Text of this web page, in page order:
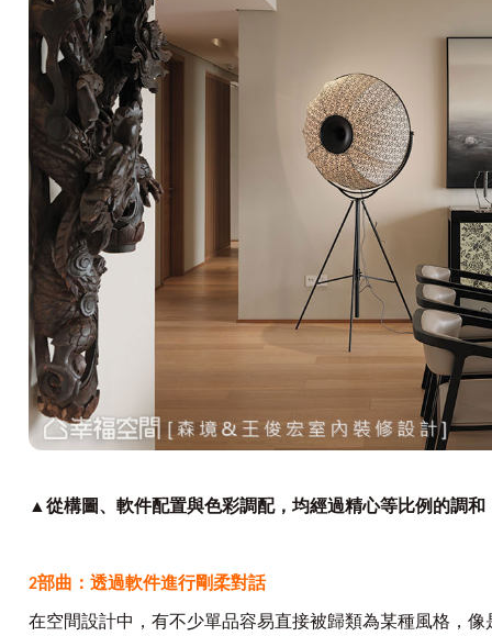
▲從構圖、軟件配置與色彩調配，均經過精心等比例的調和
2部曲：透過軟件進行剛柔對話
在空間設計中，有不少單品容易直接被歸類為某種風格，